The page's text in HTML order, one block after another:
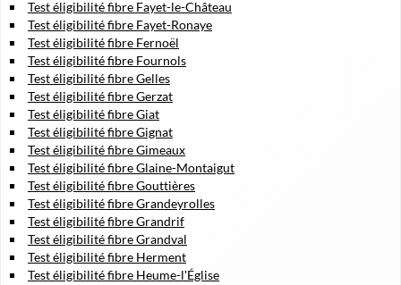
Test éligibilité fibre Fayet-le-Château
Test éligibilité fibre Fayet-Ronaye
Test éligibilité fibre Fernoël
Test éligibilité fibre Fournols
Test éligibilité fibre Gelles
Test éligibilité fibre Gerzat
Test éligibilité fibre Giat
Test éligibilité fibre Gignat
Test éligibilité fibre Gimeaux
Test éligibilité fibre Glaine-Montaigut
Test éligibilité fibre Gouttières
Test éligibilité fibre Grandeyrolles
Test éligibilité fibre Grandrif
Test éligibilité fibre Grandval
Test éligibilité fibre Herment
Test éligibilité fibre Heume-l'Église